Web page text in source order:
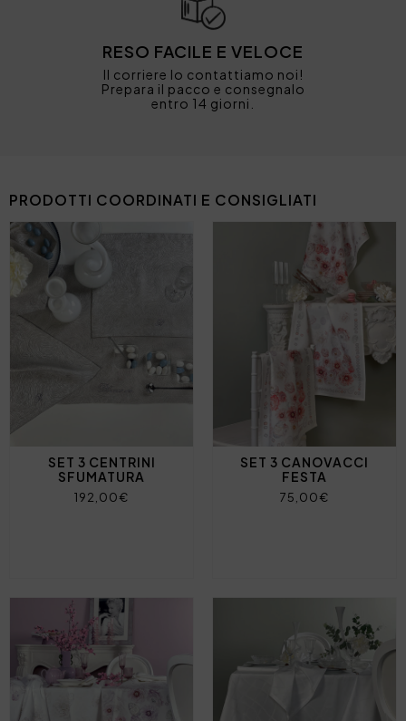
RESO FACILE E VELOCE
Il corriere lo contattiamo noi!
Prepara il pacco e consegnalo
entro 14 giorni.
PRODOTTI COORDINATI E CONSIGLIATI
SET 3 CENTRINI
SFUMATURA
192,00€
SET 3 CANOVACCI
FESTA
75,00€